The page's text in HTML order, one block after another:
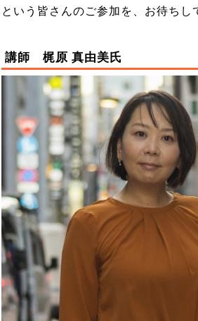
という皆さんのご参加を、お待ちし
講師 梶原 真由美氏